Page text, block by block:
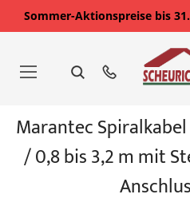
Sommer-Aktionspreise bis
springen
Ende
Bildgalerie
Marantec
/ 0,8 bis 3,2 m mit